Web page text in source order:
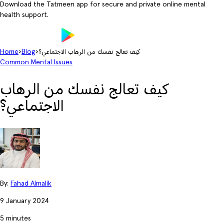
Download the Tatmeen app for secure and private online mental
health support.
Home› Blog›كيف تعالج نفسك من الرهاب الاجتماعي؟
Common Mental Issues
كيف تعالج نفسك من الرهاب
الاجتماعي؟
By: Fahad Almalik
9 January 2024
5 minutes